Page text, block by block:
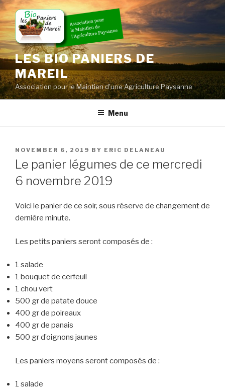
Skip
to
content
LES BIO PANIERS DE
MAREIL
Association pour le Maintien d'une Agriculture Paysanne
Menu
POSTED
ON
NOVEMBER 6, 2019 BY ERIC DELANEAU
Le panier légumes de ce mercredi
6 novembre 2019
Voici le panier de ce soir, sous réserve de changement de
dernière minute.
Les petits paniers seront composés de :
1 salade
1 bouquet de cerfeuil
1 chou vert
500 gr de patate douce
400 gr de poireaux
400 gr de panais
500 gr d’oignons jaunes
Les paniers moyens seront composés de :
1 salade